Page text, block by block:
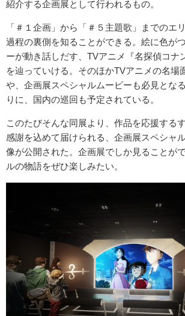
紹介する企画展として行われるもの。
「＃１企画」から「＃５主題歌」までのエ
過程の裏側を知ることができる。絵に色が
ーが動き話しだす、TVアニメ『名探偵コナ
を辿っていける。そのほかTVアニメの名場
や、企画展スペシャルムービーも必見とな
りに、国内の巡回も予定されている。
このたびそんな同展より、作品を応援する
感謝を込めて届けられる、企画展スペシャ
像が公開された。企画展でしか見ることが
ルの物語をぜひ楽しみたい。